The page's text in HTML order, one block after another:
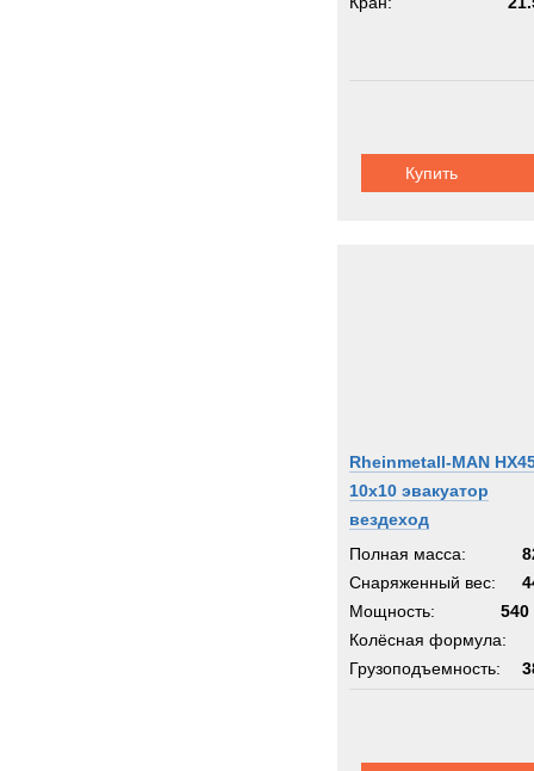
Купить
Rheinmetall-MAN
10x10 эвакуатор
вездеход
Полная масса:
Снаряженный вес:
Мощность:
540
Колёсная формула:
Грузоподъемность: